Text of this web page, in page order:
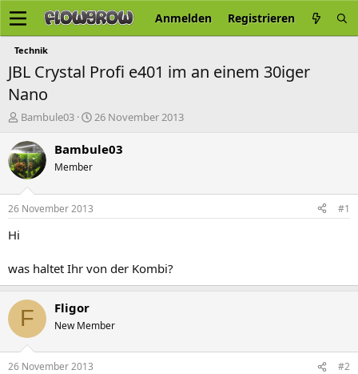
Anmelden Registrieren
Technik
JBL Crystal Profi e401 im an einem 30iger
Nano
E
s
t
e
e
Bambule03
E
s
t
26 November 2013
Bambule03
Member
26 November 2013 #1
Hi
was haltet Ihr von der Kombi?
F Fligor
New Member
26 November 2013 #2